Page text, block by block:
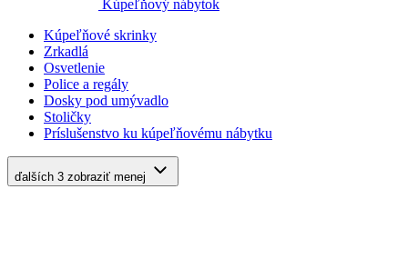
Kúpeľňový nábytok
Kúpeľňové skrinky
Zrkadlá
Osvetlenie
Police a regály
Dosky pod umývadlo
Stoličky
Príslušenstvo ku kúpeľňovému nábytku
ďalších 3 zobraziť menej